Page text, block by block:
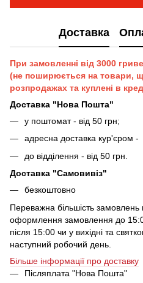
Доставка
При замовленні від 3000
(не поширюється на товари,
розпродажах та куплені в
Доставка "Нова Пошта"
у поштомат - від 50 грн;
адресна доставка кур'єром -
до відділення - від 50 грн.
Доставка "Самовивіз"
безкоштовно
Переважна більшість замовлень
оформлення замовлення до
після 15:00 чи у вихідні та
наступний робочий день.
Більше інформації про доставку
Післяплата "Нова Пошта"